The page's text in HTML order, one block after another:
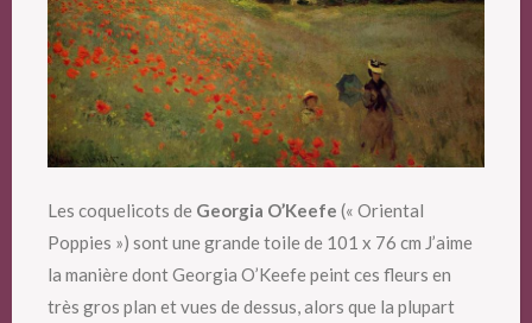
Les coquelicots de Georgia O’Keefe (« Oriental
Poppies ») sont une grande toile de 101 x 76 cm J’aime
la manière dont Georgia O’Keefe peint ces fleurs en
très gros plan et vues de dessus, alors que la plupart